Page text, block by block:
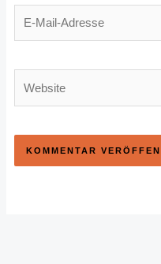
E-
Mail-
Adresse
Website